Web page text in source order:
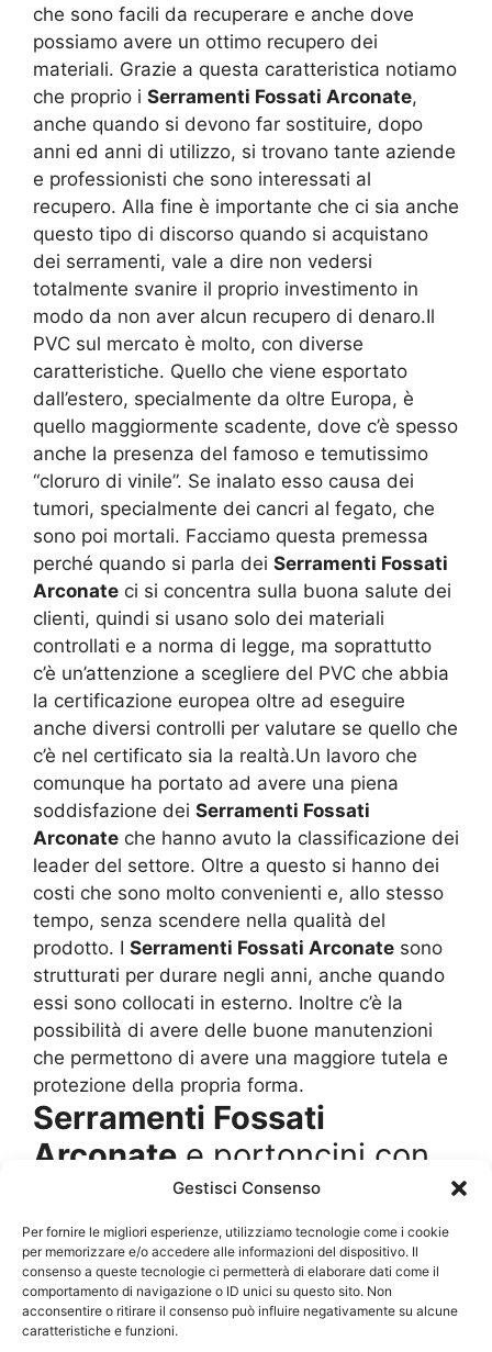
Gestisci Consenso
Per fornire le migliori esperienze, utilizziamo tecnologie come i cookie
per memorizzare e/o accedere alle informazioni del dispositivo. Il
consenso a queste tecnologie ci permetterà di elaborare dati come il
comportamento di navigazione o ID unici su questo sito. Non
acconsentire o ritirare il consenso può influire negativamente su alcune
caratteristiche e funzioni.
che sono facili da recuperare e anche dove
possiamo avere un ottimo recupero dei
materiali. Grazie a questa caratteristica notiamo
che proprio i Serramenti Fossati Arconate,
anche quando si devono far sostituire, dopo
anni ed anni di utilizzo, si trovano tante aziende
e professionisti che sono interessati al
recupero. Alla fine è importante che ci sia anche
questo tipo di discorso quando si acquistano
dei serramenti, vale a dire non vedersi
totalmente svanire il proprio investimento in
modo da non aver alcun recupero di denaro.Il
PVC sul mercato è molto, con diverse
caratteristiche. Quello che viene esportato
dall’estero, specialmente da oltre Europa, è
quello maggiormente scadente, dove c’è spesso
anche la presenza del famoso e temutissimo
“cloruro di vinile”. Se inalato esso causa dei
tumori, specialmente dei cancri al fegato, che
sono poi mortali. Facciamo questa premessa
perché quando si parla dei Serramenti Fossati
Arconate ci si concentra sulla buona salute dei
clienti, quindi si usano solo dei materiali
controllati e a norma di legge, ma soprattutto
c’è un’attenzione a scegliere del PVC che abbia
la certificazione europea oltre ad eseguire
anche diversi controlli per valutare se quello che
c’è nel certificato sia la realtà.Un lavoro che
comunque ha portato ad avere una piena
soddisfazione dei Serramenti Fossati
Arconate che hanno avuto la classificazione dei
leader del settore. Oltre a questo si hanno dei
costi che sono molto convenienti e, allo stesso
tempo, senza scendere nella qualità del
prodotto. I Serramenti Fossati Arconate sono
strutturati per durare negli anni, anche quando
essi sono collocati in esterno. Inoltre c’è la
possibilità di avere delle buone manutenzioni
che permettono di avere una maggiore tutela e
protezione della propria forma.
Serramenti Fossati
Arconate e portoncini con
look intramontabili
I design, cioè i disegni usati per impreziosire gli
arredi, ma anche le porte e le finestre, sono
dettati da uno studio particolarmente attento
delle mode e anche allo stile della casa.